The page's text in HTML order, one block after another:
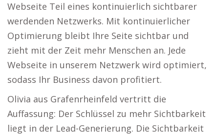
Webseite Teil eines kontinuierlich sichtbarer
werdenden Netzwerks. Mit kontinuierlicher
Optimierung bleibt Ihre Seite sichtbar und
zieht mit der Zeit mehr Menschen an. Jede
Webseite in unserem Netzwerk wird optimiert,
sodass Ihr Business davon profitiert.
Olivia aus Grafenrheinfeld vertritt die
Auffassung: Der Schlüssel zu mehr Sichtbarkeit
liegt in der Lead-Generierung. Die Sichtbarkeit